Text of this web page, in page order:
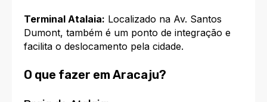
Terminal Atalaia: Localizado na Av. Santos
Dumont, também é um ponto de integração e
facilita o deslocamento pela cidade.
O que fazer em Aracaju?